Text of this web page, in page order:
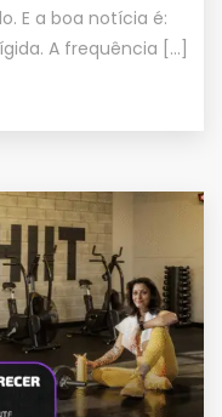
E a boa notícia é:
A frequência […]